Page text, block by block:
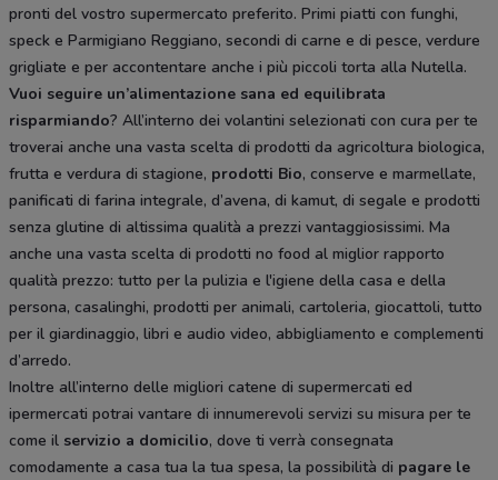
pronti del vostro supermercato preferito. Primi piatti con funghi,
speck e Parmigiano Reggiano, secondi di carne e di pesce, verdure
grigliate e per accontentare anche i più piccoli torta alla Nutella.
Vuoi seguire un’alimentazione sana ed equilibrata
risparmiando? All’interno dei volantini selezionati con cura per te
troverai anche una vasta scelta di prodotti da agricoltura biologica,
frutta e verdura di stagione, prodotti Bio, conserve e marmellate,
panificati di farina integrale, d’avena, di kamut, di segale e prodotti
senza glutine di altissima qualità a prezzi vantaggiosissimi. Ma
anche una vasta scelta di prodotti no food al miglior rapporto
qualità prezzo: tutto per la pulizia e l'igiene della casa e della
persona, casalinghi, prodotti per animali, cartoleria, giocattoli, tutto
per il giardinaggio, libri e audio video, abbigliamento e complementi
d’arredo.
Inoltre all’interno delle migliori catene di supermercati ed
ipermercati potrai vantare di innumerevoli servizi su misura per te
come il servizio a domicilio, dove ti verrà consegnata
comodamente a casa tua la tua spesa, la possibilità di pagare le